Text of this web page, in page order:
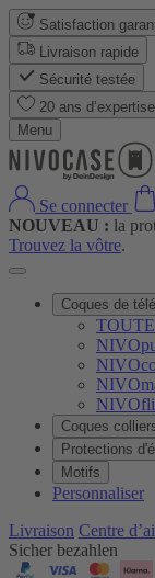
Satisfaction
Livraison rapide
Sécurité testée
20 ans d’expertise
Menu
Se connecter
NOUVEAU : la
Trouvez la vôtre.
Coques de
Coques
Protections
Motifs
Personnaliser
Livraison Centre
Sicher bezahlen